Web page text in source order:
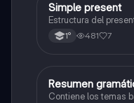
Inglés
Simple present
Estructura del
1° 481 7
Inglés
Resumen
Contiene los temas